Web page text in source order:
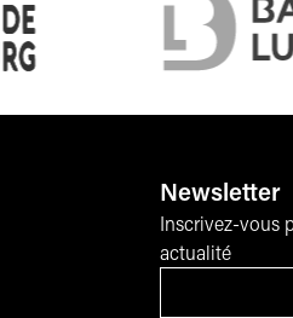
Newsletter
Inscrivez-vous
actualité